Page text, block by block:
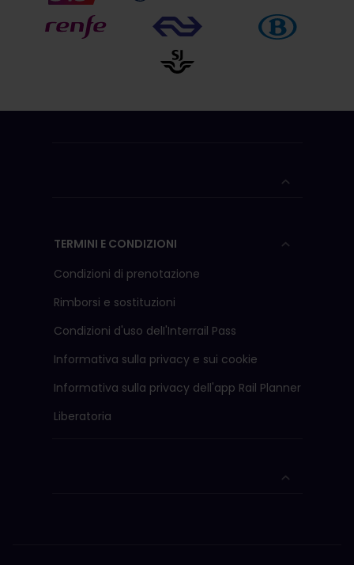
TERMINI E CONDIZIONI
Condizioni di prenotazione
Rimborsi e sostituzioni
Condizioni d'uso delI'Interrail Pass
Informativa sulla privacy e sui cookie
Informativa sulla privacy dell'app Rail Planner
Liberatoria